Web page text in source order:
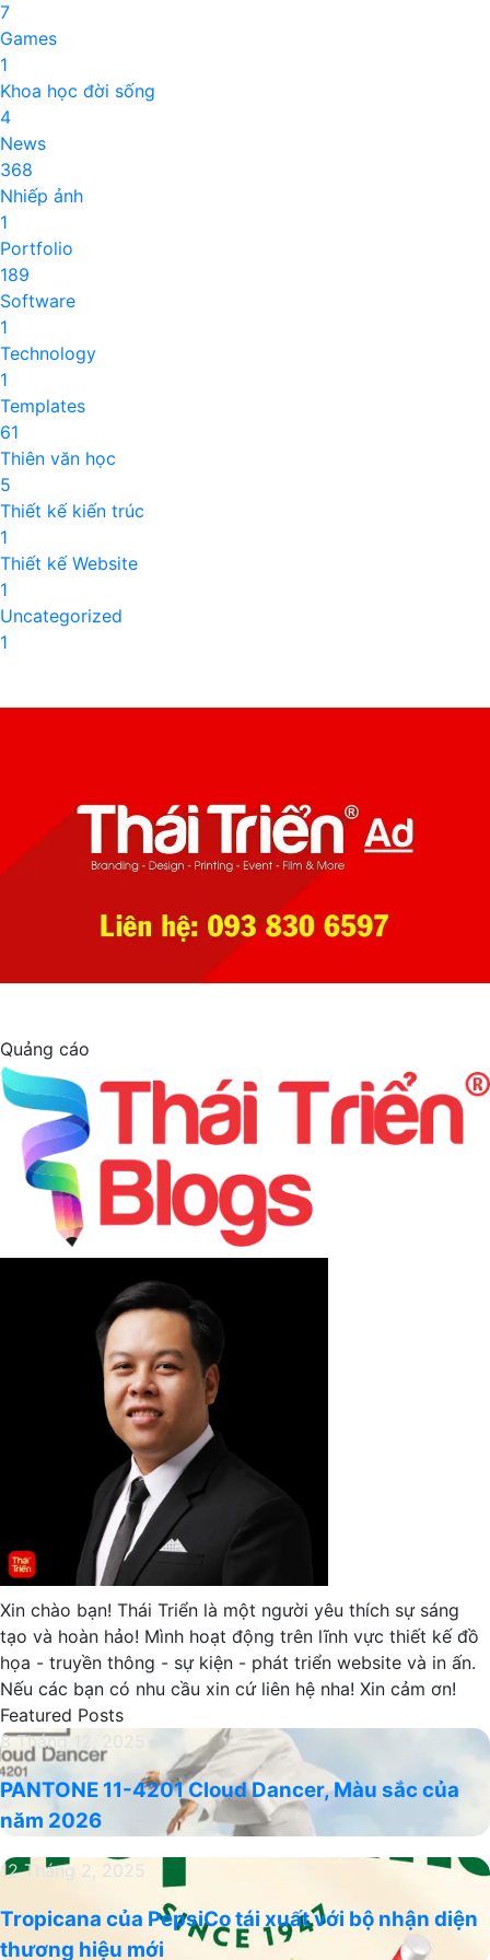
7
Games
1
Khoa học đời sống
4
News
368
Nhiếp ảnh
1
Portfolio
189
Software
1
Technology
1
Templates
61
Thiên văn học
5
Thiết kế kiến trúc
1
Thiết kế Website
1
Uncategorized
1
Quảng cáo
Xin chào bạn! Thái Triển là một người yêu thích sự sáng
tạo và hoàn hảo! Mình hoạt động trên lĩnh vực thiết kế đồ
họa - truyền thông - sự kiện - phát triển website và in ấn.
Nếu các bạn có nhu cầu xin cứ liên hệ nha! Xin cảm ơn!
Featured Posts
PANTONE
11-
4201
Cloud
Màu
của
năm
8 Tháng 12, 2025
PANTONE 11-4201 Cloud Dancer, Màu sắc của
năm 2026
Tropicana
PepsiCo
tái
12 Tháng 2, 2025
Tropicana của PepsiCo tái xuất với bộ nhận diện
thương hiệu mới